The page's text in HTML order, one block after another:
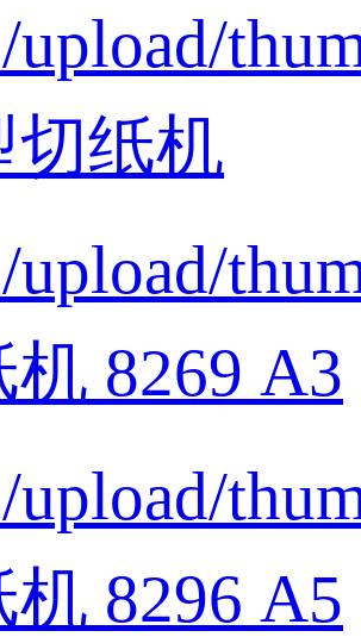
切纸机
8269 A3
8296 A5